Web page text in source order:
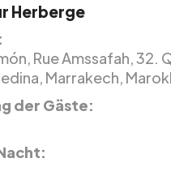
Herberge
Rue Amssafah, 32.
Marrakech,
der Gäste: